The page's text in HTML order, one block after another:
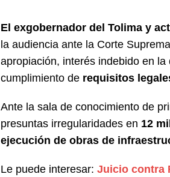
episodios que precipitaron su
El exgobernador del Tolima y
la audiencia ante la Corte
apropiación, interés indebido en
cumplimiento de requisitos
Ante la sala de conocimiento de
presuntas irregularidades en 12
ejecución de obras de
Le puede interesar: Juicio contra